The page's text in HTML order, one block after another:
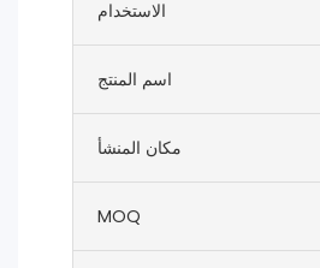
الاستخدام
اسم المنتج
مكان المنشأ
MOQ